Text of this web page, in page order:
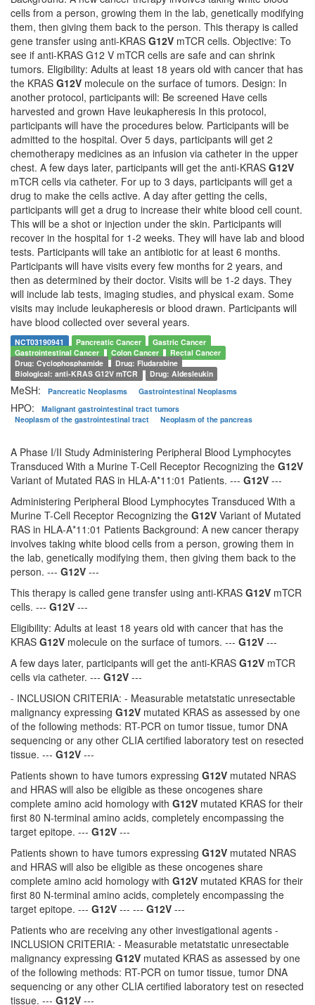
cells from a person, growing them in the lab, genetically modifying
them, then giving them back to the person. This therapy is called
gene transfer using anti-KRAS G12V mTCR cells. Objective: To
see if anti-KRAS G12 V mTCR cells are safe and can shrink
tumors. Eligibility: Adults at least 18 years old with cancer that has
the KRAS G12V molecule on the surface of tumors. Design: In
another protocol, participants will: Be screened Have cells
harvested and grown Have leukapheresis In this protocol,
participants will have the procedures below. Participants will be
admitted to the hospital. Over 5 days, participants will get 2
chemotherapy medicines as an infusion via catheter in the upper
chest. A few days later, participants will get the anti-KRAS G12V
mTCR cells via catheter. For up to 3 days, participants will get a
drug to make the cells active. A day after getting the cells,
participants will get a drug to increase their white blood cell count.
This will be a shot or injection under the skin. Participants will
recover in the hospital for 1-2 weeks. They will have lab and blood
tests. Participants will take an antibiotic for at least 6 months.
Participants will have visits every few months for 2 years, and
then as determined by their doctor. Visits will be 1-2 days. They
will include lab tests, imaging studies, and physical exam. Some
visits may include leukapheresis or blood drawn. Participants will
have blood collected over several years.
NCT03190941 Pancreatic Cancer
Gastric Cancer
Gastrointestinal Cancer
Colon Cancer
Rectal Cancer
Drug: Cyclophosphamide
Drug: Fludarabine
Biological: anti-KRASG12V mTCR Drug: Aldesleukin
MeSH: Pancreatic Neoplasms Gastrointestinal Neoplasms
HPO:
Malignant gastrointestinal tract tumors
Neoplasm of the gastrointestinal tract
Neoplasm of the pancreas
A Phase I/II Study Administering Peripheral Blood Lymphocytes
Transduced With a Murine T-Cell Receptor Recognizing the G12V
Variant of Mutated RAS in HLA-A*11:01 Patients. --- G12V ---
Administering Peripheral Blood Lymphocytes Transduced With a
Murine T-Cell Receptor Recognizing the G12V Variant of Mutated
RAS in HLA-A*11:01 Patients Background: A new cancer therapy
involves taking white blood cells from a person, growing them in
the lab, genetically modifying them, then giving them back to the
person. --- G12V ---
This therapy is called gene transfer using anti-KRAS G12V mTCR
cells. --- G12V ---
Eligibility: Adults at least 18 years old with cancer that has the
KRAS G12V molecule on the surface of tumors. --- G12V ---
A few days later, participants will get the anti-KRAS G12V mTCR
cells via catheter. --- G12V ---
- INCLUSION CRITERIA: - Measurable metatstatic unresectable
malignancy expressing G12V mutated KRAS as assessed by one
of the following methods: RT-PCR on tumor tissue, tumor DNA
sequencing or any other CLIA certified laboratory test on resected
tissue. --- G12V ---
Patients shown to have tumors expressing G12V mutated NRAS
and HRAS will also be eligible as these oncogenes share
complete amino acid homology with G12V mutated KRAS for their
first 80 N-terminal amino acids, completely encompassing the
target epitope. --- G12V ---
Patients shown to have tumors expressing G12V mutated NRAS
and HRAS will also be eligible as these oncogenes share
complete amino acid homology with G12V mutated KRAS for their
first 80 N-terminal amino acids, completely encompassing the
target epitope. --- G12V --- --- G12V ---
Patients who are receiving any other investigational agents -
INCLUSION CRITERIA: - Measurable metatstatic unresectable
malignancy expressing G12V mutated KRAS as assessed by one
of the following methods: RT-PCR on tumor tissue, tumor DNA
sequencing or any other CLIA certified laboratory test on resected
tissue. --- G12V ---